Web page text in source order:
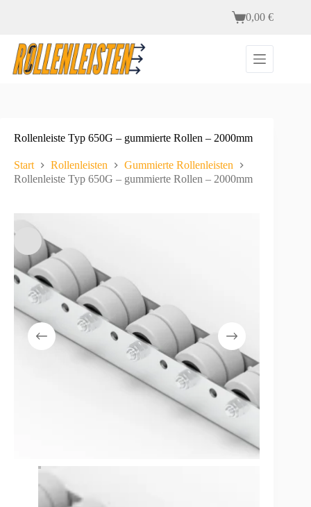
Warenkorb
0,00€
Rollenleiste Typ 650G – gummierte Rollen – 2000mm
Start Rollenleisten
Gummierte Rollenleisten
Rollenleiste Typ 650G – gummierte Rollen – 2000mm